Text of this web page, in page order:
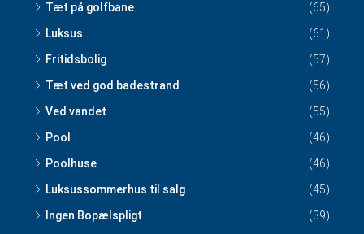
Tæt på golfbane
(65)
Luksus
(61)
Fritidsbolig
(57)
Tæt ved god badestrand
(56)
Ved vandet
(55)
Pool
(46)
Poolhuse
(46)
Luksussommerhus til salg
(45)
Ingen Bopælspligt
(39)